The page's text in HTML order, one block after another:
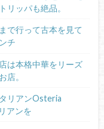
リッパも絶品。
で行って古本を見て
チ
は本格中華をリーズ
店。
リアンOsteria
アンを